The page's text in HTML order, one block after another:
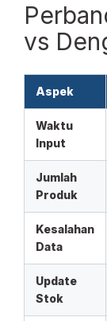
vs
Aspek
Waktu
Input
Jumlah
Produk
Kesalahan
Data
Update
Stok